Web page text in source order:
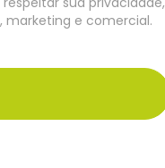
marketing e comercial.